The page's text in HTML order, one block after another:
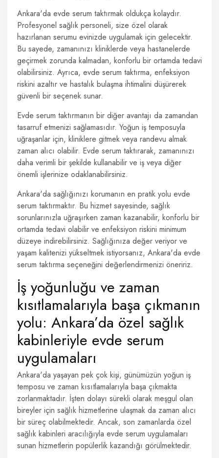
Ankara'da evde serum taktırmak oldukça kolaydır.
Profesyonel sağlık personeli, size özel olarak
hazırlanan serumu evinizde uygulamak için gelecektir.
Bu sayede, zamanınızı kliniklerde veya hastanelerde
geçirmek zorunda kalmadan, konforlu bir ortamda tedavi
olabilirsiniz. Ayrıca, evde serum taktırma, enfeksiyon
riskini azaltır ve hastalık bulaşma ihtimalini düşürerek
güvenli bir seçenek sunar.
Evde serum taktırmanın bir diğer avantajı da zamandan
tasarruf etmenizi sağlamasıdır. Yoğun iş temposuyla
uğraşanlar için, kliniklere gitmek veya randevu almak
zaman alıcı olabilir. Evde serum taktırarak, zamanınızı
daha verimli bir şekilde kullanabilir ve iş veya diğer
önemli işlerinize odaklanabilirsiniz.
Ankara'da sağlığınızı korumanın en pratik yolu evde
serum taktırmaktır. Bu hizmet sayesinde, sağlık
sorunlarınızla uğraşırken zaman kazanabilir, konforlu bir
ortamda tedavi olabilir ve enfeksiyon riskini minimum
düzeye indirebilirsiniz. Sağlığınıza değer veriyor ve
yaşam kalitenizi yükseltmek istiyorsanız, Ankara'da evde
serum taktırma seçeneğini değerlendirmenizi öneririz.
İş yoğunluğu ve zaman
kısıtlamalarıyla başa çıkmanın
yolu: Ankara’da özel sağlık
kabinleriyle evde serum
uygulamaları
Ankara'da yaşayan pek çok kişi, günümüzün yoğun iş
temposu ve zaman kısıtlamalarıyla başa çıkmakta
zorlanmaktadır. İşten dolayı sürekli olarak meşgul olan
bireyler için sağlık hizmetlerine ulaşmak da zaman alıcı
bir süreç olabilmektedir. Ancak, son zamanlarda özel
sağlık kabinleri aracılığıyla evde serum uygulamaları
sunan hizmetlerin popülerlik kazandığı görülmektedir.